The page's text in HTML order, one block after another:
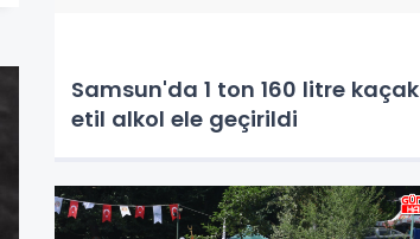
Samsun'da 1 ton 160 litre kaçak
etil alkol ele geçirildi